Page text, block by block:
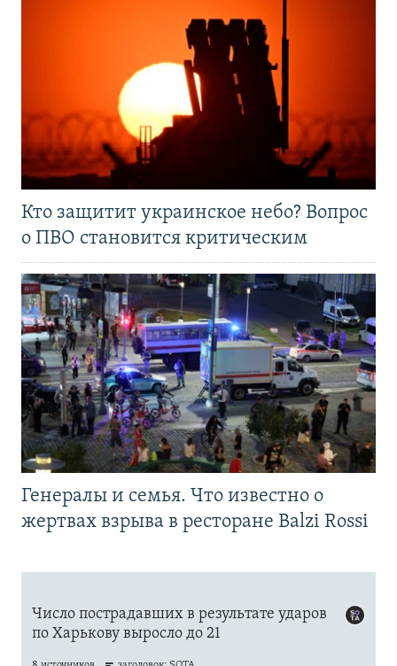
Кто защитит украинское небо? Вопрос
о ПВО становится критическим
Генералы и семья. Что известно о
жертвах взрыва в ресторане Balzi Rossi